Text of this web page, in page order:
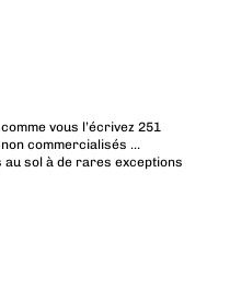
vous l’écrivez 251
commercialisés …
sol à de rares exceptions